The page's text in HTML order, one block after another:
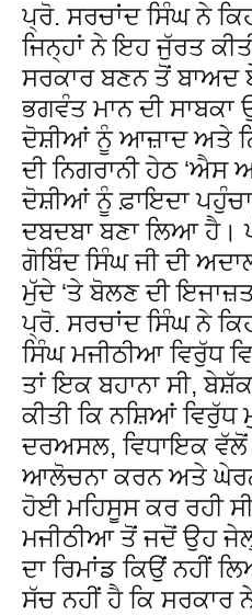
ਪ੍ਰੋ. ਸਰਚਾਂਦ ਸਿੰਘ ਨੇ
ਜਿਨ੍ਹਾਂ ਨੇ ਇਹ ਜੁੱਰਤ
ਸਰਕਾਰ ਬਣਨ ਤੋਂ ਬਾਅਦ
ਭਗਵੰਤ ਮਾਨ ਦੀ ਸਾਬਕਾ
ਦੋਸ਼ੀਆਂ ਨੂੰ ਆਜ਼ਾਦ ਅਤੇ
ਦੀ ਨਿਗਰਾਨੀ ਹੇਠ
ਦੋਸ਼ੀਆਂ ਨੂੰ ਫ਼ਾਇਦਾ
ਦਬਦਬਾ ਬਣਾ ਲਿਆ ਹੈ।
ਗੋਬਿੰਦ ਸਿੰਘ ਜੀ ਦੀ
ਮੁੱਦੇ ‘ਤੇ ਬੋਲਣ ਦੀ
ਪ੍ਰੋ. ਸਰਚਾਂਦ ਸਿੰਘ ਨੇ
ਸਿੰਘ ਮਜੀਠੀਆ ਵਿਰੁੱਧ
ਤਾਂ ਇਕ ਬਹਾਨਾ ਸੀ,
ਕੀਤੀ ਕਿ ਨਸ਼ਿਆਂ ਵਿਰੁੱਧ
ਦਰਅਸਲ, ਵਿਧਾਇਕ
ਆਲੋਚਨਾ ਕਰਨ ਅਤੇ
ਹੋਈ ਮਹਿਸੂਸ ਕਰ ਰਹੀ
ਮਜੀਠੀਆ ਤੋਂ ਜਦੋਂ ਉਹ
ਦਾ ਰਿਮਾਂਡ ਕਿਉਂ ਨਹੀਂ
ਸੱਚ ਨਹੀਂ ਹੈ ਕਿ